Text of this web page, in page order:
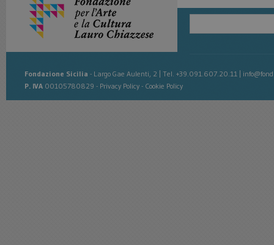
Fondazione Sicilia - Largo Gae Aulenti, 2 Tel. +39.091.607.20.11
P. IVA 00105780829 - Privacy Policy - Cookie Policy